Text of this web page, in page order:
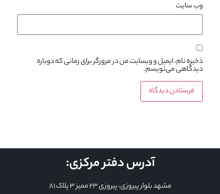
وب‌ سایت
ذخیره نام، ایمیل و وبسایت من در مرورگر برای زمانی که دوباره
دیدگاهی می‌نویسم.
آدرس دفتر مرکزی:
مشهد بلوار پیروزی، پیروزی 23 ممیز 3 پلاک 81